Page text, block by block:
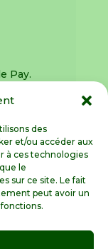
des
et/ou accéder aux
à ces technologies
le
sur ce site. Le fait
peut avoir un
Pay.
de